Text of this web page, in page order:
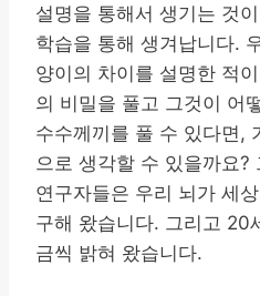
설명을 통해서 생기는 것
학습을 통해 생겨납니다.
양이의 차이를 설명한 적
의 비밀을 풀고 그것이 어
수수께끼를 풀 수 있다면,
으로 생각할 수 있을까요?
연구자들은 우리 뇌가 세
구해 왔습니다. 그리고 20
금씩 밝혀 왔습니다.